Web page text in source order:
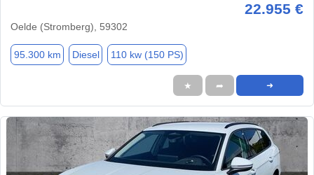
22.955 €
Oelde (Stromberg), 59302
95.300 km Diesel 110 kw (150 PS)
★ ➦ ➜